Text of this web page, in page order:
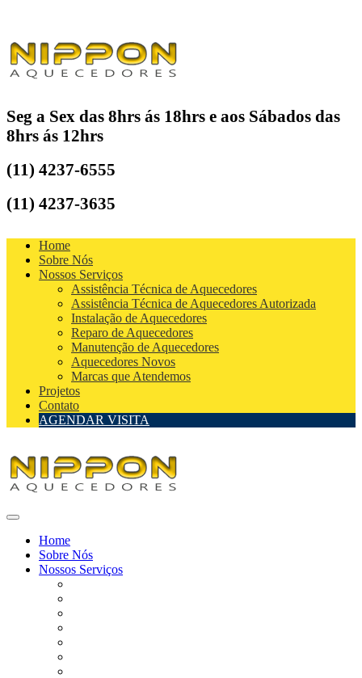
Seg a Sex das 8hrs ás 18hrs e aos Sábados das
8hrs ás 12hrs
(11) 4237-6555
(11) 4237-3635
Home
Sobre Nós
Nossos Serviços
Assistência Técnica de Aquecedores
Assistência Técnica de Aquecedores Autorizada
Instalação de Aquecedores
Reparo de Aquecedores
Manutenção de Aquecedores
Aquecedores Novos
Marcas que Atendemos
Projetos
Contato
AGENDAR VISITA
Home
Sobre Nós
Nossos Serviços